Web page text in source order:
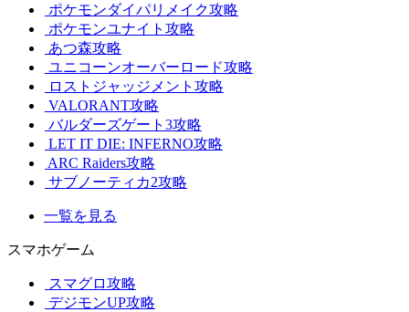
ポケモンダイパリメイク攻略
ポケモンユナイト攻略
あつ森攻略
ユニコーンオーバーロード攻略
ロストジャッジメント攻略
VALORANT攻略
バルダーズゲート3攻略
LET IT DIE: INFERNO攻略
ARC Raiders攻略
サブノーティカ2攻略
一覧を見る
スマホゲーム
スマグロ攻略
デジモンUP攻略